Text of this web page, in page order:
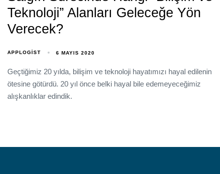
Teknoloji” Alanları Geleceğe Yön
Verecek?
APPLOGIST 6 MAYIS 2020
Geçtiğimiz 20 yılda, bilişim ve teknoloji hayatımızı hayal edilenin
ötesine götürdü. 20 yıl önce belki hayal bile edemeyeceğimiz
alışkanlıklar edindik.